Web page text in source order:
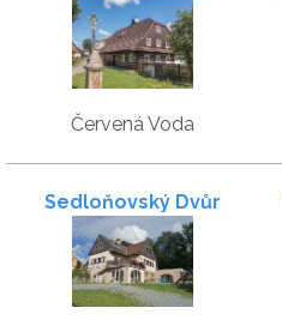
Červená Voda
Sedloňovský Dvůr